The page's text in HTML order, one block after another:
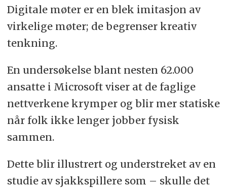
Digitale møter er en blek imitasjon av
virkelige møter; de begrenser kreativ
tenkning.
En undersøkelse blant nesten 62.000
ansatte i Microsoft viser at de faglige
nettverkene krymper og blir mer statiske
når folk ikke lenger jobber fysisk
sammen.
Dette blir illustrert og understreket av en
studie av sjakkspillere som – skulle det